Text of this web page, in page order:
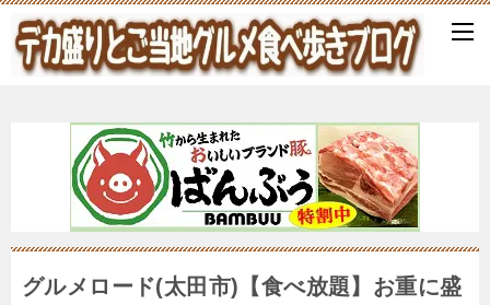
グルメロード(太田市)【食べ放題】お重に盛